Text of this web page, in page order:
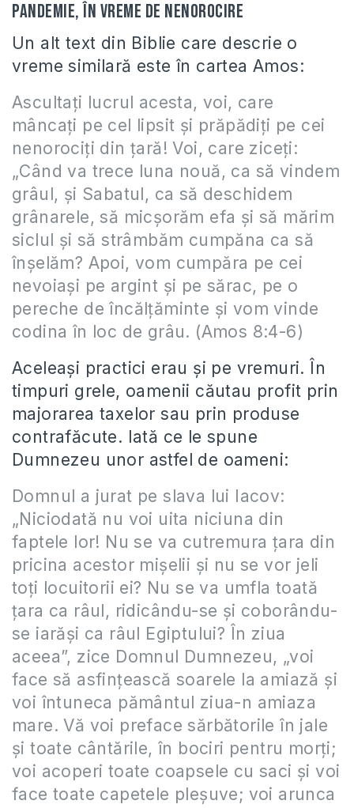
pandemie, în vreme de nenorocire
Un alt text din Biblie care descrie o
vreme similară este în cartea Amos:
Ascultaţi lucrul acesta, voi, care
mâncaţi pe cel lipsit şi prăpădiţi pe cei
nenorociţi din ţară! Voi, care ziceţi:
„Când va trece luna nouă, ca să vindem
grâul, şi Sabatul, ca să deschidem
grânarele, să micşorăm efa şi să mărim
siclul şi să strâmbăm cumpăna ca să
înşelăm? Apoi, vom cumpăra pe cei
nevoiaşi pe argint şi pe sărac, pe o
pereche de încălţăminte şi vom vinde
codina în loc de grâu. (Amos 8:4-6)
Aceleași practici erau și pe vremuri. În
timpuri grele, oamenii căutau profit prin
majorarea taxelor sau prin produse
contrafăcute. Iată ce le spune
Dumnezeu unor astfel de oameni:
Domnul a jurat pe slava lui Iacov:
„Niciodată nu voi uita niciuna din
faptele lor! Nu se va cutremura ţara din
pricina acestor mişelii şi nu se vor jeli
toţi locuitorii ei? Nu se va umfla toată
ţara ca râul, ridicându-se şi coborându-
se iarăşi ca râul Egiptului? În ziua
aceea”, zice Domnul Dumnezeu, „voi
face să asfinţească soarele la amiază şi
voi întuneca pământul ziua-n amiaza
mare. Vă voi preface sărbătorile în jale
şi toate cântările, în bociri pentru morţi;
voi acoperi toate coapsele cu saci şi voi
face toate capetele pleşuve; voi arunca